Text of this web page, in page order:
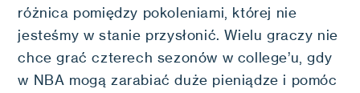
różnica pomiędzy pokoleniami, której nie
jesteśmy w stanie przysłonić. Wielu graczy nie
chce grać czterech sezonów w college’u, gdy
w NBA mogą zarabiać duże pieniądze i pomóc